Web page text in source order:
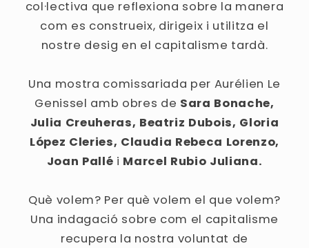
col·lectiva que reflexiona sobre la manera
com es construeix, dirigeix ​​i utilitza el
nostre desig en el capitalisme tardà.
Una mostra comissariada per Aurélien Le
Genissel amb obres de Sara Bonache,
Julia Creuheras, Beatriz Dubois, Gloria
López Cleries, Claudia Rebeca Lorenzo,
Joan Pallé i Marcel Rubio Juliana.
Què volem? Per què volem el que volem?
Una indagació sobre com el capitalisme
recupera la nostra voluntat de